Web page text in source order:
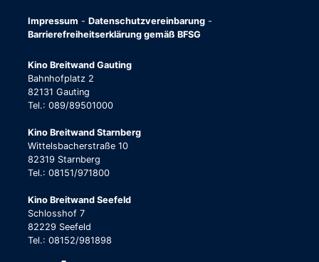
Impressum - Datenschutzvereinbarung -
Barrierefreiheitserklärung gemäß BFSG
Kino Breitwand Gauting
Bahnhofplatz 2
82131 Gauting
Tel.: 089/89501000
Kino Breitwand Starnberg
Wittelsbacherstraße 10
82319 Starnberg
Tel.: 08151/971800
Kino Breitwand Seefeld
Schlosshof 7
82229 Seefeld
Tel.: 08152/981898